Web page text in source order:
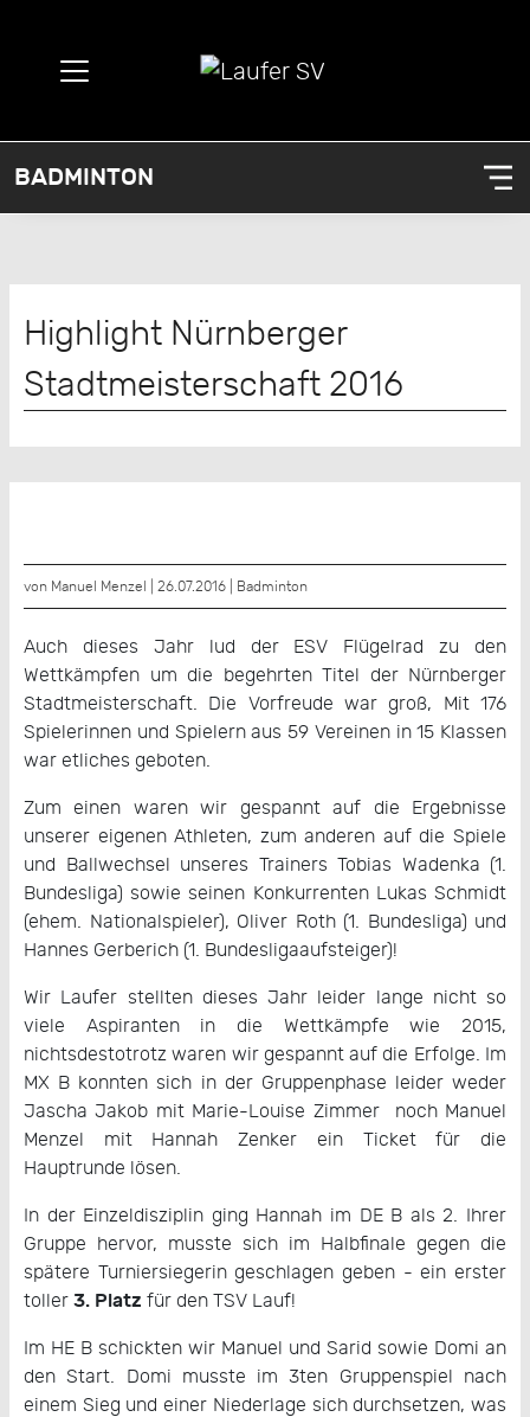
BADMINTON
Highlight Nürnberger
Stadtmeisterschaft 2016
von Manuel Menzel | 26.07.2016 | Badminton
Auch dieses Jahr lud der ESV Flügelrad zu den
Wettkämpfen um die begehrten Titel der Nürnberger
Stadtmeisterschaft. Die Vorfreude war groß, Mit 176
Spielerinnen und Spielern aus 59 Vereinen in 15 Klassen
war etliches geboten.
Zum einen waren wir gespannt auf die Ergebnisse
unserer eigenen Athleten, zum anderen auf die Spiele
und Ballwechsel unseres Trainers Tobias Wadenka (1.
Bundesliga) sowie seinen Konkurrenten Lukas Schmidt
(ehem. Nationalspieler), Oliver Roth (1. Bundesliga) und
Hannes Gerberich (1. Bundesligaaufsteiger)!
Wir Laufer stellten dieses Jahr leider lange nicht so
viele Aspiranten in die Wettkämpfe wie 2015,
nichtsdestotrotz waren wir gespannt auf die Erfolge. Im
MX B konnten sich in der Gruppenphase leider weder
Jascha Jakob mit Marie-Louise Zimmer noch Manuel
Menzel mit Hannah Zenker ein Ticket für die
Hauptrunde lösen.
In der Einzeldisziplin ging Hannah im DE B als 2. Ihrer
Gruppe hervor, musste sich im Halbfinale gegen die
spätere Turniersiegerin geschlagen geben - ein erster
toller 3. Platz für den TSV Lauf!
Im HE B schickten wir Manuel und Sarid sowie Domi an
den Start. Domi musste im 3ten Gruppenspiel nach
einem Sieg und einer Niederlage sich durchsetzen, was